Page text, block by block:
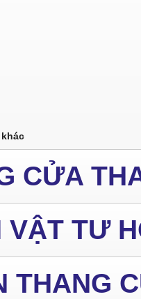
CỬA
VẬT TƯ
THANG